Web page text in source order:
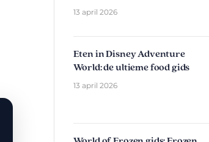
13 april 2026
Eten in Disney Adventure
World: de ultieme food gids
13 april 2026